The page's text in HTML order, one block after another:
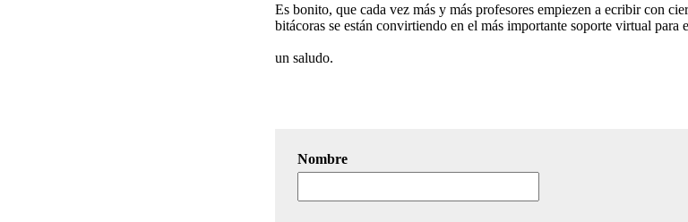
Es bonito, que cada vez más y más profesores empiezen a ecribir con
bitácoras se están convirtiendo en el más importante soporte virtual para
un saludo.
Nombre